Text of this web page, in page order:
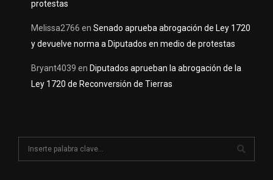
protestas
Melissa2766 en Senado aprueba abrogación de Ley 1720
y devuelve norma a Diputados en medio de protestas
Bryant4039 en Diputados aprueban la abrogación de la
Ley 1720 de Reconversión de Tierras